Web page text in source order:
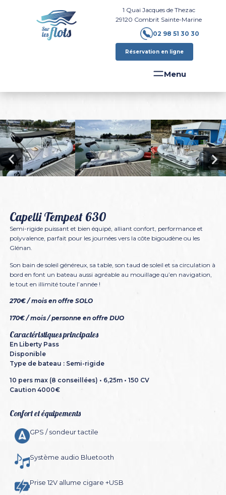
1 Quai Jacques de Thezac
29120 Combrit Sainte-Marine
02 98 51 30 30
Réservation en ligne
Capelli Tempest 630
Semi-rigide puissant et bien équipé, alliant confort, performance et
polyvalence, parfait pour les journées vers la côte bigoudène ou les
Glénan.
Son bain de soleil généreux, sa table, son taud de soleil et sa circulation à
bord en font un bateau aussi agréable au mouillage qu’en navigation,
le tout en illimité toute l’année !
270€ / mois en offre SOLO
170€ / mois / personne en offre DUO
Caractéristiques principales
En Liberty Pass
Disponible
Type de bateau : Semi-rigide
10 pers max (8 conseillées) • 6,25m • 150 CV
Caution 4000€
Confort et équipements
GPS / sondeur tactile
Système audio Bluetooth
Prise 12V allume cigare +USB